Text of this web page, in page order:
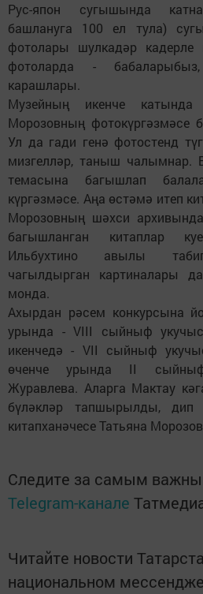
Рус-япон сугышында
башлануга 100 ел тула)
фотолары шулкадәр кадерле
фотоларда -
карашлары.
Музейның икенче
Морозовның фотокүргәзмәсе
Ул да гади генә фотостенд
мизгелләр, таныш чалымнар.
темасына багышлап
күргәзмәсе. Аңа өстәмә итеп
Морозовның шәхси
багышланган китаплар
Ильбухтино авылы
чагылдырган картиналары
монда.
Ахырдан рәсем конкурсына
урында - VIII сыйныф
икенчедә - VII сыйныф
өченче урында II
Журавлева. Аларга Мактау
бүләкләр тапшырылды,
китапханәчесе Татьяна
Следите за самым
Telegram-канале
Читайте новости
национальном